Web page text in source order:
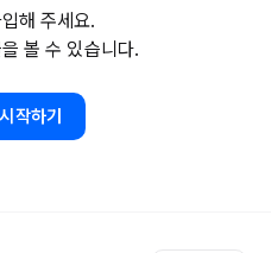
해 주세요.
볼 수 있습니다.
작하기